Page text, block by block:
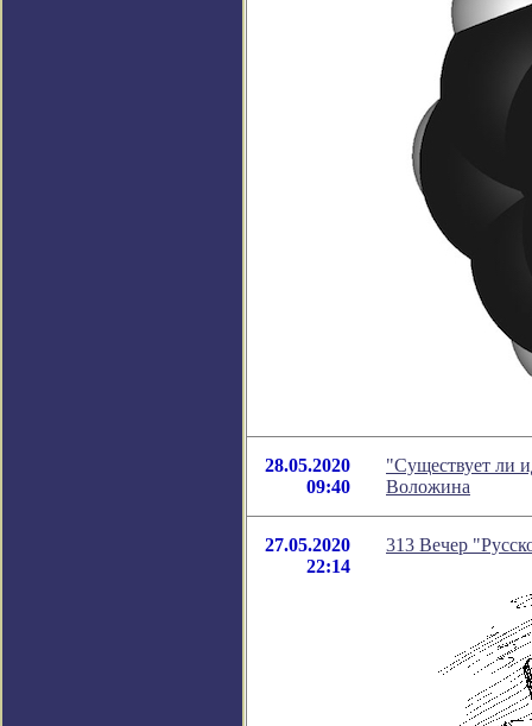
28.05.2020
09:40
"Существует ли
Воложина
27.05.2020
22:14
313 Вечер